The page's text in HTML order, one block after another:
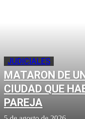
JUDICIALES
MATARON DE
CIUDAD QUE
PAREJA